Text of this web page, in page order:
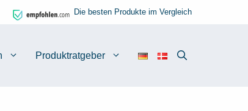
Die besten Produkte im Vergleich
Produktratgeber